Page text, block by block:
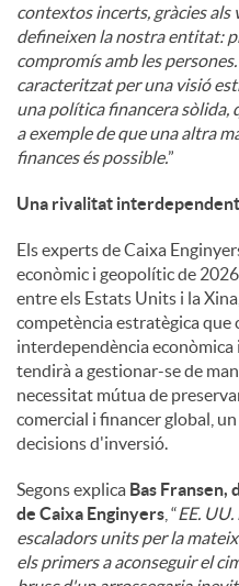
contextos incerts, gràcies als
defineixen la nostra entitat:
compromís amb les
caracteritzat per una visió
una política financera sòlida,
a exemple de que una altra
finances és possible.”
Una rivalitat interdependent
Els experts de Caixa
econòmic i geopolític de
entre els Estats Units i la
competència estratègica que
interdependència
tendirà a gestionar-se de
necessitat mútua de
comercial i financer global,
decisions d'inversió.
Segons explica Bas Fransen,
de Caixa Enginyers , “EE.
escaladors units per la
els primers a aconseguir el